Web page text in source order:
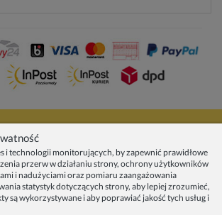
i technologii monitorujących, by zapewnić prawidłowe
przerw w działaniu strony, ochrony użytkowników
i nadużyciami oraz pomiaru zaangażowania
statystyk dotyczących strony, aby lepiej zrozumieć,
są wykorzystywane i aby poprawiać jakość tych usług i